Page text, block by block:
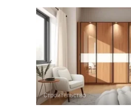
Строительство